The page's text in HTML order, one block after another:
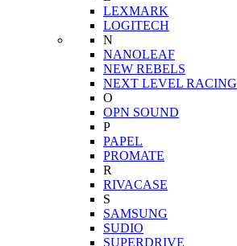
LEXMARK
LOGITECH
N
NANOLEAF
NEW REBELS
NEXT LEVEL RACING
O
OPN SOUND
P
PAPEL
PROMATE
R
RIVACASE
S
SAMSUNG
SUDIO
SUPERDRIVE